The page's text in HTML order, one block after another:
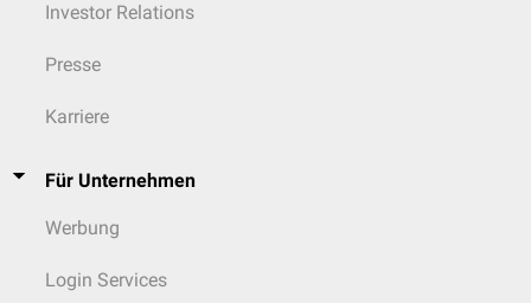
Investor Relations
Presse
Karriere
Für Unternehmen
Werbung
Login Services